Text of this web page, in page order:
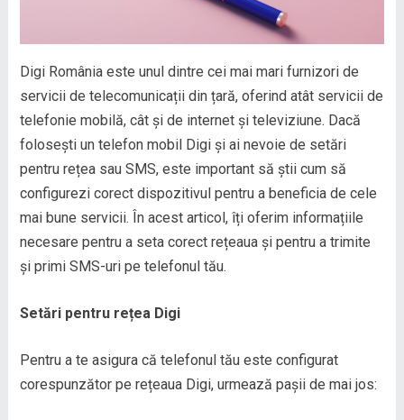
Digi România este unul dintre cei mai mari furnizori de
servicii de telecomunicații din țară, oferind atât servicii de
telefonie mobilă, cât și de internet și televiziune. Dacă
folosești un telefon mobil Digi și ai nevoie de setări
pentru rețea sau SMS, este important să știi cum să
configurezi corect dispozitivul pentru a beneficia de cele
mai bune servicii. În acest articol, îți oferim informațiile
necesare pentru a seta corect rețeaua și pentru a trimite
și primi SMS-uri pe telefonul tău.
Setări pentru rețea Digi
Pentru a te asigura că telefonul tău este configurat
corespunzător pe rețeaua Digi, urmează pașii de mai jos: